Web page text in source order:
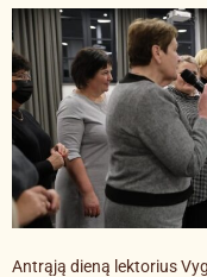
Antrąją dieną lektorius